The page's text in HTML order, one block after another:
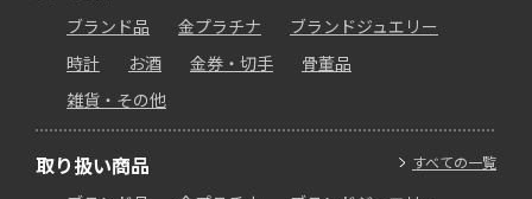
ブランド品 金プラチナ
ブランドジュエリー
時計
お酒 金券・切手
骨董品
雑貨・その他
すべての一覧
取り扱い商品